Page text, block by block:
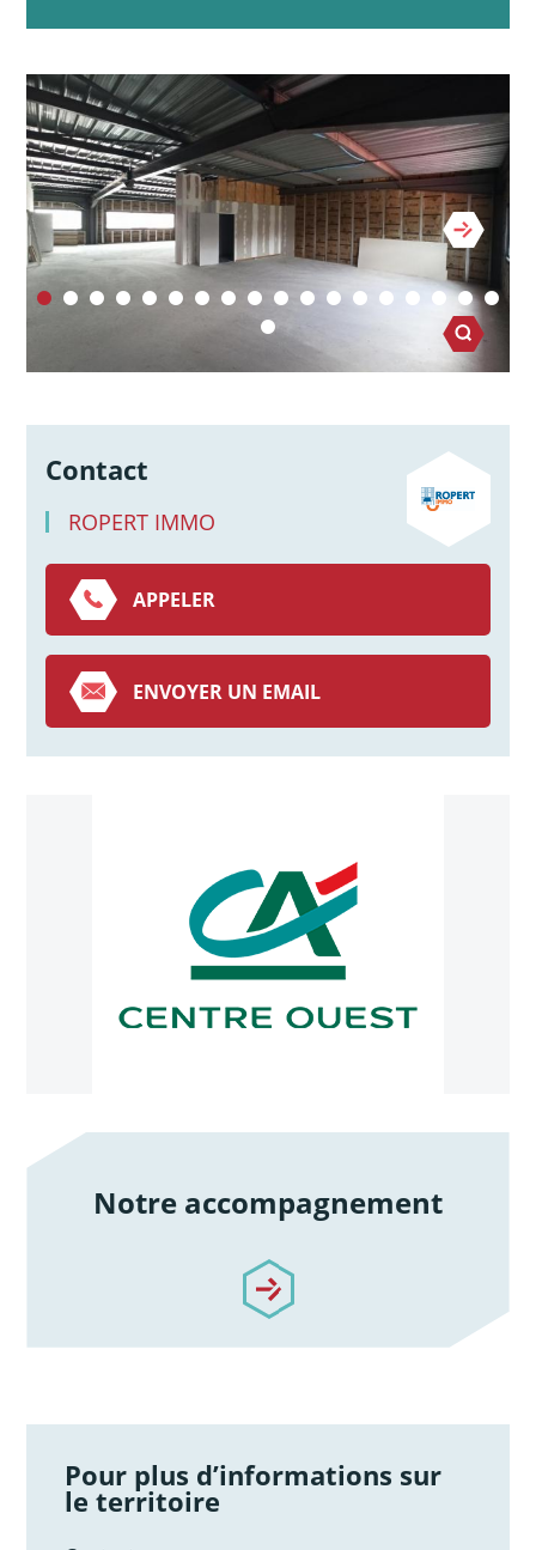
Contact
ROPERT IMMO
APPELER
ENVOYER UN EMAIL
Notre accompagnement
/notre-accompagnement
Pour plus d’informations sur
le territoire